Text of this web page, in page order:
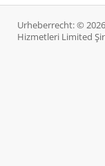
Urheberrecht: ©
Hizmetleri Limited